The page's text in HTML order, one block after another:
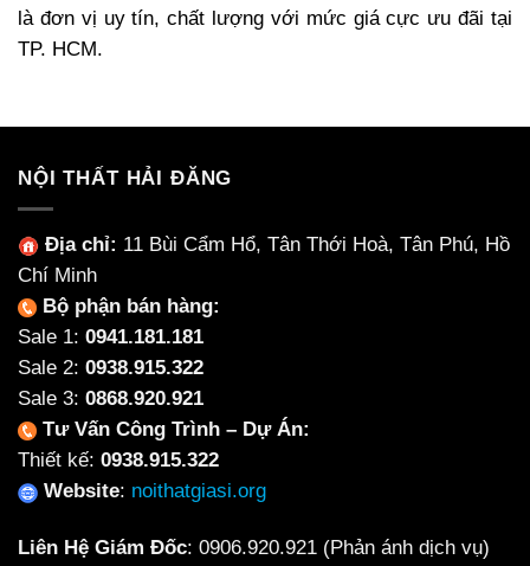
là đơn vị uy tín, chất lượng với mức giá cực ưu đãi tại
TP. HCM.
NỘI THẤT HẢI ĐĂNG
Địa chỉ: 11 Bùi Cẩm Hổ, Tân Thới Hoà, Tân Phú, Hồ
Chí Minh
Bộ phận bán hàng:
Sale 1: 0941.181.181
Sale 2: 0938.915.322
Sale 3: 0868.920.921
Tư Vấn Công Trình – Dự Án:
Thiết kế: 0938.915.322
Website: noithatgiasi.org
Liên Hệ Giám Đốc: 0906.920.921 (Phản ánh dịch vụ)